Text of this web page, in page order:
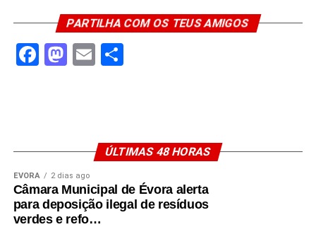
PARTILHA COM OS TEUS AMIGOS
Facebook
Mastodon
EmailShare
ÚLTIMAS 48 HORAS
ÉVORA 2 dias ago
Câmara Municipal de Évora alerta
para deposição ilegal de resíduos
verdes e refo…